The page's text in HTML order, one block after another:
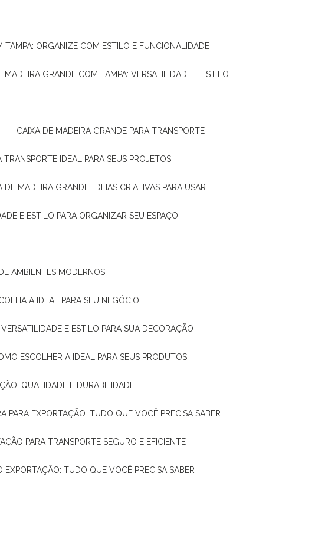
TAMPA: ORGANIZE COM ESTILO E FUNCIONALIDADE
MADEIRA GRANDE COM TAMPA: VERSATILIDADE E ESTILO
CAIXA DE MADEIRA GRANDE PARA TRANSPORTE
TRANSPORTE IDEAL PARA SEUS PROJETOS
DE MADEIRA GRANDE: IDEIAS CRIATIVAS PARA USAR
E ESTILO PARA ORGANIZAR SEU ESPAÇO
AMBIENTES MODERNOS
A IDEAL PARA SEU NEGÓCIO
E ESTILO PARA SUA DECORAÇÃO
ESCOLHER A IDEAL PARA SEUS PRODUTOS
QUALIDADE E DURABILIDADE
PARA EXPORTAÇÃO: TUDO QUE VOCÊ PRECISA SABER
PARA TRANSPORTE SEGURO E EFICIENTE
EXPORTAÇÃO: TUDO QUE VOCÊ PRECISA SABER